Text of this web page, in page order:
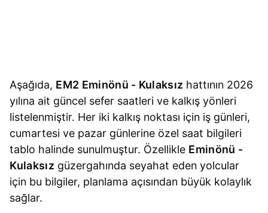
Aşağıda, EM2 Eminönü - Kulaksız hattının 2026
yılına ait güncel sefer saatleri ve kalkış yönleri
listelenmiştir. Her iki kalkış noktası için iş günleri,
cumartesi ve pazar günlerine özel saat bilgileri
tablo halinde sunulmuştur. Özellikle Eminönü -
Kulaksız güzergahında seyahat eden yolcular
için bu bilgiler, planlama açısından büyük kolaylık
sağlar.